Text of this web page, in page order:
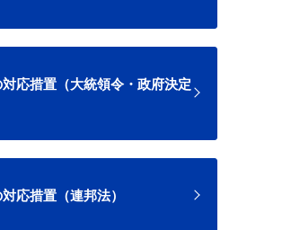
対応措置（大統領令・政府決定
応措置（連邦法）